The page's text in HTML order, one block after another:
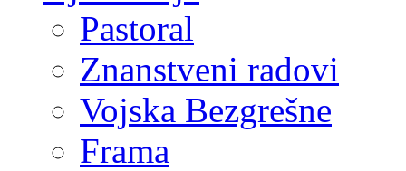
Pastoral
Znanstveni radovi
Vojska Bezgrešne
Frama